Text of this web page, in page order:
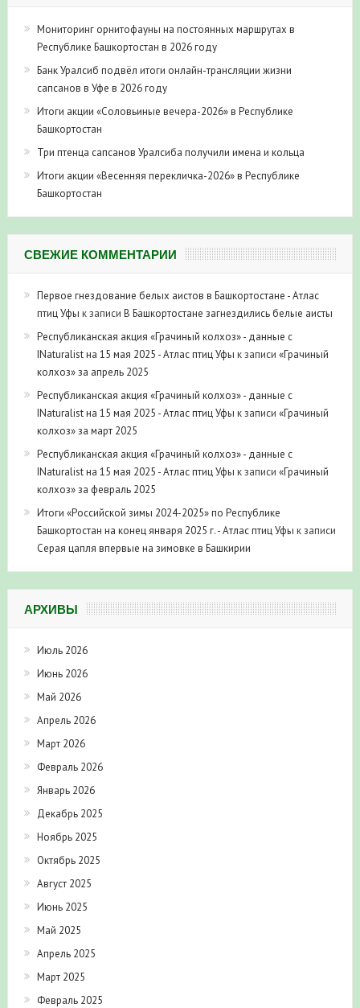
Мониторинг орнитофауны на постоянных маршрутах в
Республике Башкортостан в 2026 году
Банк Уралсиб подвёл итоги онлайн-трансляции жизни
сапсанов в Уфе в 2026 году
Итоги акции «Соловьиные вечера-2026» в Республике
Башкортостан
Три птенца сапсанов Уралсиба получили имена и кольца
Итоги акции «Весенняя перекличка-2026» в Республике
Башкортостан
СВЕЖИЕ КОММЕНТАРИИ
Первое гнездование белых аистов в Башкортостане - Атлас
птиц Уфы к записи В Башкортостане загнездились белые аисты
Республиканская акция «Грачиный колхоз» - данные с
INaturalist на 15 мая 2025 - Атлас птиц Уфы к записи «Грачиный
колхоз» за апрель 2025
Республиканская акция «Грачиный колхоз» - данные с
INaturalist на 15 мая 2025 - Атлас птиц Уфы к записи «Грачиный
колхоз» за март 2025
Республиканская акция «Грачиный колхоз» - данные с
INaturalist на 15 мая 2025 - Атлас птиц Уфы к записи «Грачиный
колхоз» за февраль 2025
Итоги «Российской зимы 2024-2025» по Республике
Башкортостан на конец января 2025 г. - Атлас птиц Уфы к записи
Серая цапля впервые на зимовке в Башкирии
АРХИВЫ
Июль 2026
Июнь 2026
Май 2026
Апрель 2026
Март 2026
Февраль 2026
Январь 2026
Декабрь 2025
Ноябрь 2025
Октябрь 2025
Август 2025
Июнь 2025
Май 2025
Апрель 2025
Март 2025
Февраль 2025